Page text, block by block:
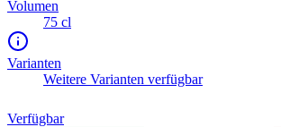
Volumen
75 cl
Varianten
Weitere Varianten verfügbar
Verfügbar